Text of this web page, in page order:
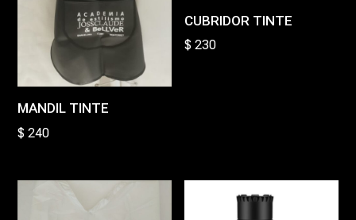
MANDIL TINTE
$ 240
CUBRIDOR TINTE
$ 230